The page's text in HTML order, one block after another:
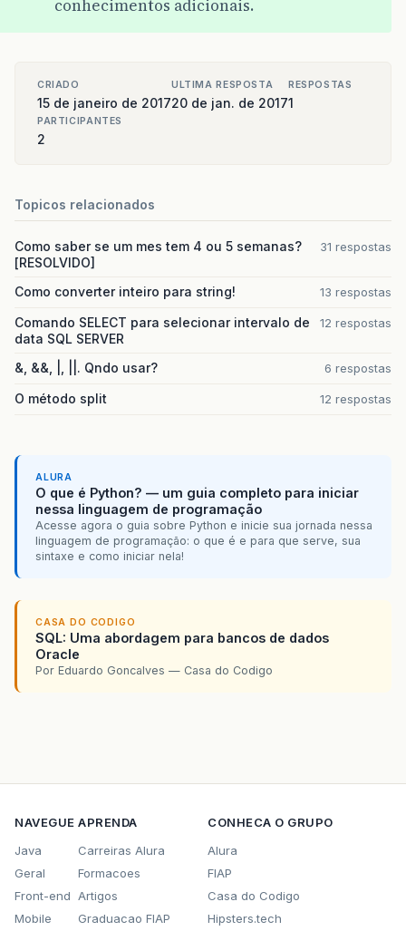
conhecimentos adicionais.
CRIADO
15 de janeiro de 2017
ULTIMA RESPOSTA
20 de jan. de 2017
RESPOSTAS
1
PARTICIPANTES
2
Topicos relacionados
Como saber se um mes tem 4 ou 5 semanas?
[RESOLVIDO]
31 respostas
Como converter inteiro para string! 13 respostas
Comando SELECT para selecionar intervalo de
data SQL SERVER
12 respostas
&, &&, |, ||. Qndo usar? 6 respostas
O método split 12 respostas
ALURA
O que é Python? — um guia completo para iniciar
nessa linguagem de programação
Acesse agora o guia sobre Python e inicie sua jornada nessa
linguagem de programação: o que é e para que serve, sua
sintaxe e como iniciar nela!
CASA DO CODIGO
SQL: Uma abordagem para bancos de dados
Oracle
Por Eduardo Goncalves — Casa do Codigo
NAVEGUE
Java
Geral
Front-end
Mobile
APRENDA
Carreiras Alura
Formacoes
Artigos
Graduacao FIAP
CONHECA O GRUPO
Alura
FIAP
Casa do Codigo
Hipsters.tech